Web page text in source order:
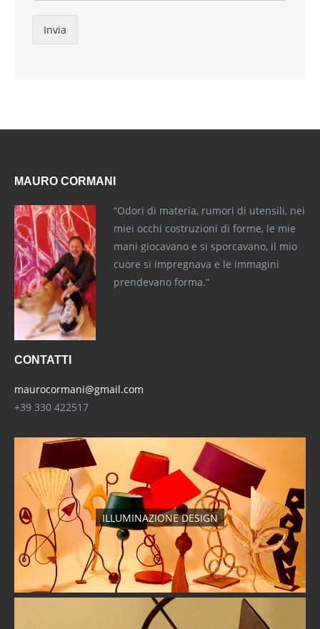
Invia
MAURO CORMANI
“Odori di materia, rumori di utensili, nei
miei occhi costruzioni di forme, le mie
mani giocavano e si sporcavano, il mio
cuore si impregnava e le immagini
prendevano forma.”
CONTATTI
maurocormani@gmail.com
+39 330 422517
ILLUMINAZIONE DESIGN